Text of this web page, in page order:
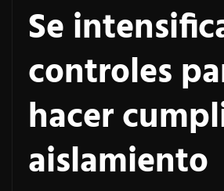
Se
controles
hacer
aislamiento